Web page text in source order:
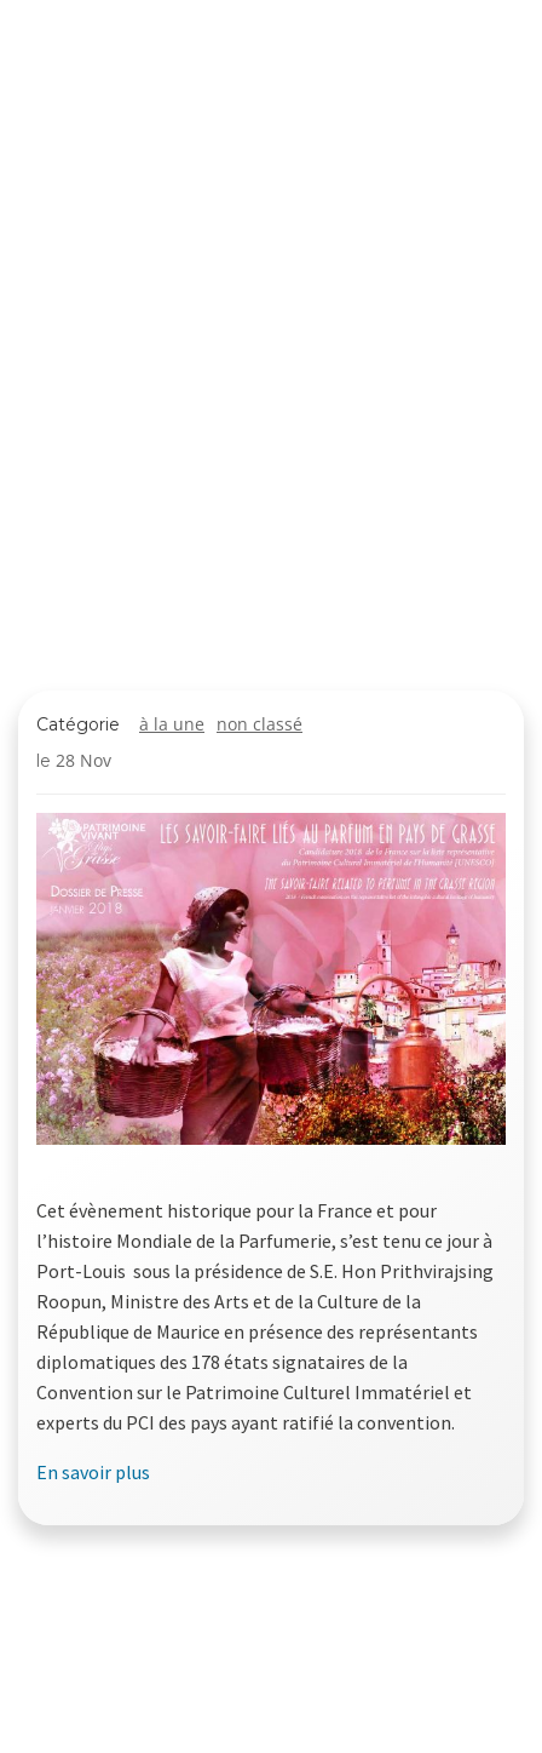
Catégorie à la une non classé
le 28 Nov
Cet évènement historique pour la France et pour
l’histoire Mondiale de la Parfumerie, s’est tenu ce jour à
Port-Louis sous la présidence de S.E. Hon Prithvirajsing
Roopun, Ministre des Arts et de la Culture de la
République de Maurice en présence des représentants
diplomatiques des 178 états signataires de la
Convention sur le Patrimoine Culturel Immatériel et
experts du PCI des pays ayant ratifié la convention.
En savoir plus